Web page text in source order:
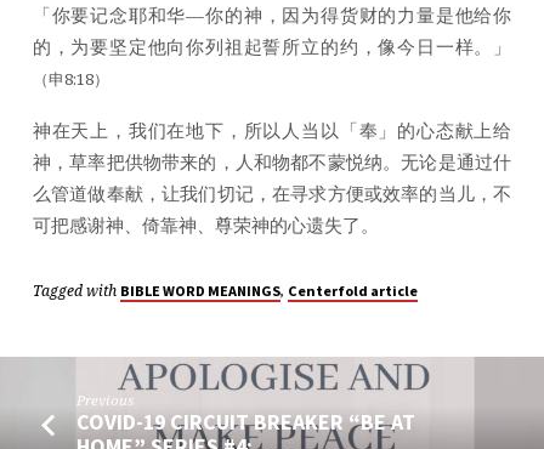
「你要记念耶和华—你的神，因为得货财的力量是他给你
的，为要坚定他向你列祖起誓所立的约，像今日一样。」
（申8:18）
神在天上，我们在地下，所以人当以「奉」的心态献上给
神，草率把供物带来的，人和物都不蒙悦纳。无论是通过什
么管道做奉献，让我们切记，在寻求方便或效率的当儿，不
可把感谢神、倚靠神、尊荣神的心遗失了。
Tagged with BIBLE WORD MEANINGS, Centerfold article
Previous
COVID-19 CIRCUIT BREAKER “BE AT